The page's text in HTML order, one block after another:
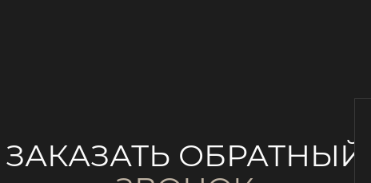
ЗАКАЗАТЬ ОБРАТНЫЙ